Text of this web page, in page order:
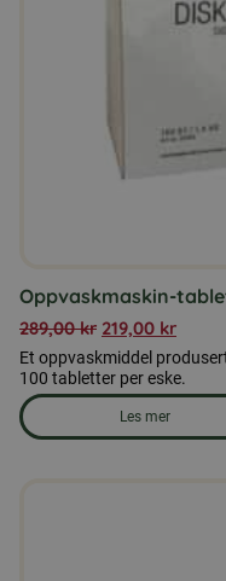
Oppvaskmaskin-
289,00kr 219,00 kr
Et oppvaskmiddel
100 tabletter per eske.
Les mer
om